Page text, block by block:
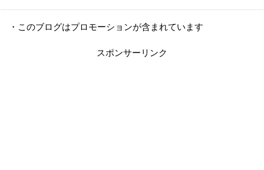
・このブログはプロモーションが含まれています
スポンサーリンク